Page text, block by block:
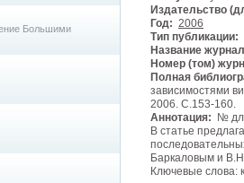
Большими
Издательство
Год: 2006
Тип публикации:
Название
Номер (том)
Полная
зависимостями
2006. С.153-160.
Аннотация: №
В статье
Баркаловым и
Ключевые слова: